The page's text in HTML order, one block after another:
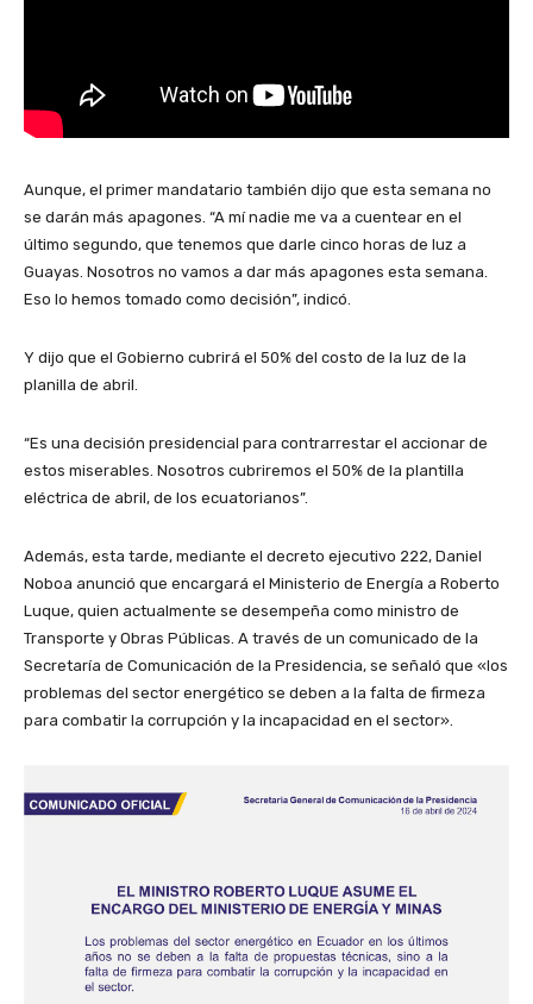
Aunque, el primer mandatario también dijo que esta semana no
se darán más apagones. “A mí nadie me va a cuentear en el
último segundo, que tenemos que darle cinco horas de luz a
Guayas. Nosotros no vamos a dar más apagones esta semana.
Eso lo hemos tomado como decisión”, indicó.
Y dijo que el Gobierno cubrirá el 50% del costo de la luz de la
planilla de abril.
“Es una decisión presidencial para contrarrestar el accionar de
estos miserables. Nosotros cubriremos el 50% de la plantilla
eléctrica de abril, de los ecuatorianos”.
Además, esta tarde, mediante el decreto ejecutivo 222, Daniel
Noboa anunció que encargará el Ministerio de Energía a Roberto
Luque, quien actualmente se desempeña como ministro de
Transporte y Obras Públicas. A través de un comunicado de la
Secretaría de Comunicación de la Presidencia, se señaló que «los
problemas del sector energético se deben a la falta de firmeza
para combatir la corrupción y la incapacidad en el sector».